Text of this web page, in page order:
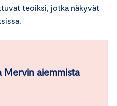
teoiksi, jotka näkyvät
Mervin aiemmista